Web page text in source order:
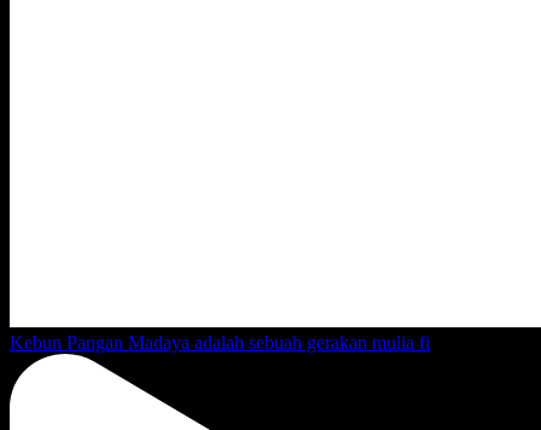
Kebun Pangan Madaya adalah sebuah gerakan mulia fi